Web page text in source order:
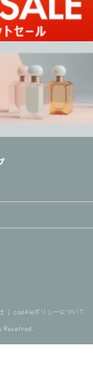
Reserved.
cookieポリシーについて